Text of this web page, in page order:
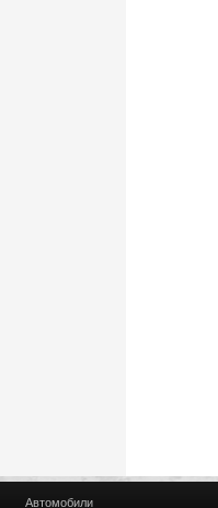
Автомобили